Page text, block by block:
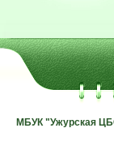
МБУК "Ужурская ЦБС" |
МБУК "Ужурская